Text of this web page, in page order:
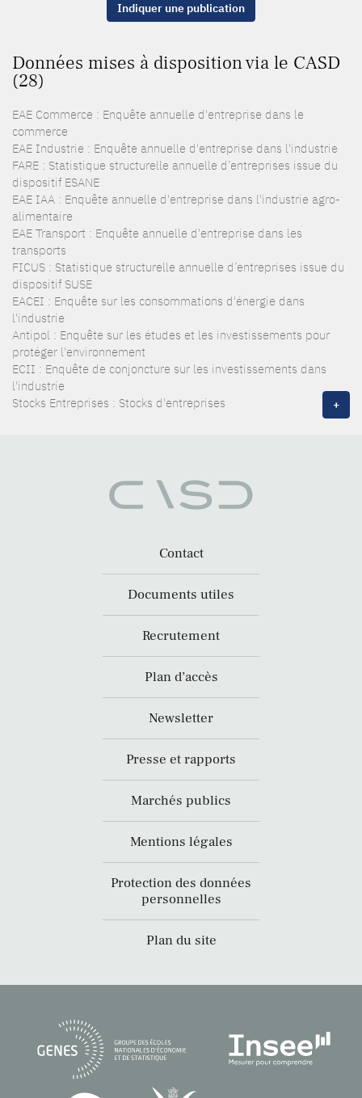
Indiquer une publication
Données mises à disposition via le CASD
(28)
EAE Commerce : Enquête annuelle d'entreprise dans le
commerce
EAE Industrie : Enquête annuelle d'entreprise dans l'industrie
FARE : Statistique structurelle annuelle d’entreprises issue du
dispositif ESANE
EAE IAA : Enquête annuelle d'entreprise dans l'industrie agro-
alimentaire
EAE Transport : Enquête annuelle d'entreprise dans les
transports
FICUS : Statistique structurelle annuelle d’entreprises issue du
dispositif SUSE
EACEI : Enquête sur les consommations d'énergie dans
l'industrie
Antipol : Enquête sur les études et les investissements pour
protéger l'environnement
ECII : Enquête de conjoncture sur les investissements dans
l'industrie
Stocks Entreprises : Stocks d'entreprises
+
Contact
Documents utiles
Recrutement
Plan d’accès
Newsletter
Presse et rapports
Marchés publics
Mentions légales
Protection des données
personnelles
Plan du site